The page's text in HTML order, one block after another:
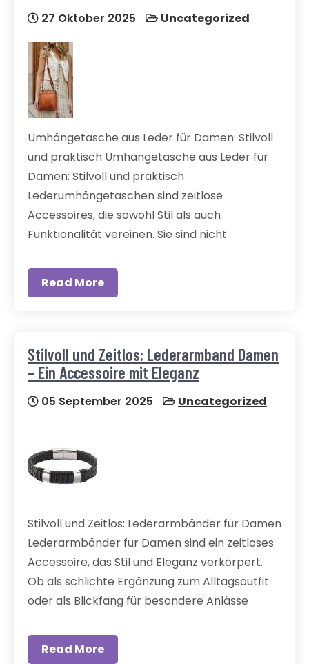
27 Oktober 2025 Uncategorized
Umhängetasche aus Leder für Damen: Stilvoll
und praktisch Umhängetasche aus Leder für
Damen: Stilvoll und praktisch
Lederumhängetaschen sind zeitlose
Accessoires, die sowohl Stil als auch
Funktionalität vereinen. Sie sind nicht
Read More
Stilvoll und Zeitlos: Lederarmband Damen
– Ein Accessoire mit Eleganz
05 September 2025 Uncategorized
Stilvoll und Zeitlos: Lederarmbänder für Damen
Lederarmbänder für Damen sind ein zeitloses
Accessoire, das Stil und Eleganz verkörpert.
Ob als schlichte Ergänzung zum Alltagsoutfit
oder als Blickfang für besondere Anlässe
Read More